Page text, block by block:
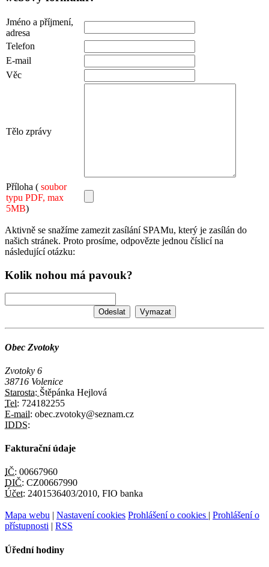
Jméno a příjmení,
adresa
Telefon
E-mail
Věc
Tělo zprávy
Příloha ( soubor
typu PDF, max
5MB)
Aktivně se snažíme zamezit zasílání SPAMu, který je zasílán do
našich stránek. Proto prosíme, odpovězte jednou číslicí na
následující otázku:
Kolik nohou má pavouk?
Obec Zvotoky
Zvotoky 6
38716 Volenice
Starosta: Štěpánka Hejlová
Tel: 724182255
E-mail: obec.zvotoky@seznam.cz
IDDS:
Fakturační údaje
IČ: 00667960
DIČ: CZ00667990
Účet: 2401536403/2010, FIO banka
Mapa webu | Nastavení cookies Prohlášení o cookies | Prohlášení o
přístupnosti | RSS
Úřední hodiny